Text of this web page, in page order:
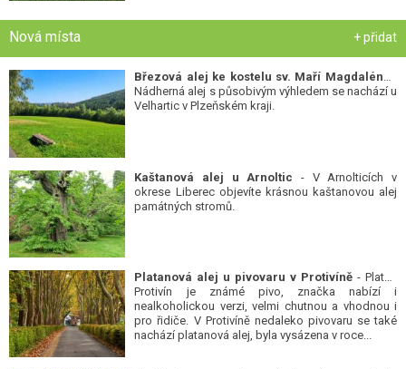
Nová místa + přidat
Březová alej ke kostelu sv. Maří Magdalény-
Nádherná alej s působivým výhledem se nachází u
Velhartic v Plzeňském kraji.
Kaštanová alej u Arnoltic - V Arnolticích v
okrese Liberec objevíte krásnou kaštanovou alej
památných stromů.
Platanová alej u pivovaru v Protivíně - Platan
Protivín je známé pivo, značka nabízí i
nealkoholickou verzi, velmi chutnou a vhodnou i
pro řidiče. V Protivíně nedaleko pivovaru se také
nachází platanová alej, byla vysázena v roce...